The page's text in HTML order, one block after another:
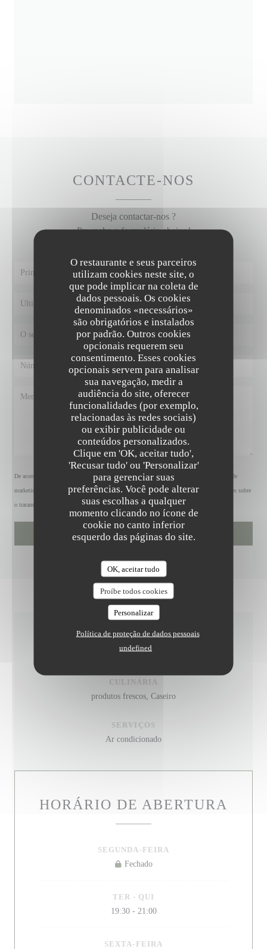
O restaurante e seus parceiros
utilizam cookies neste site, o
que pode implicar na coleta de
dados pessoais. Os cookies
denominados «necessários»
são obrigatórios e instalados
por padrão. Outros cookies
opcionais requerem seu
consentimento. Esses cookies
opcionais servem para analisar
sua navegação, medir a
audiência do site, oferecer
funcionalidades (por exemplo,
relacionadas às redes sociais)
ou exibir publicidade ou
conteúdos personalizados.
Clique em 'OK, aceitar tudo',
'Recusar tudo' ou 'Personalizar'
para gerenciar suas
preferências. Você pode alterar
suas escolhas a qualquer
momento clicando no ícone de
cookie no canto inferior
esquerdo das páginas do site.
OK, aceitar tudo
Proíbe todos cookies
Personalizar
Política de proteção de dados pessoais
undefined
CONTACTE-NOS
Deseja contactar-nos ?
Preencha o formulário abaixo!
De acordo com a legislação de proteção de dados, tem o direito de se opor a comunicações de
marketing. Pode registar-se na Lista Robinson através derobinson.pt . Para mais informações sobre
o tratamento dos seus dados, consulte a nossapolítica de privacidade.
INFORMAÇÕES GERAIS
CULINÁRIA
produtos frescos, Caseiro
SERVIÇOS
Ar condicionado
HORÁRIO DE ABERTURA
SEGUNDA-FEIRA
Fechado
TER - QUI
19:30 - 21:00
SEXTA-FEIRA